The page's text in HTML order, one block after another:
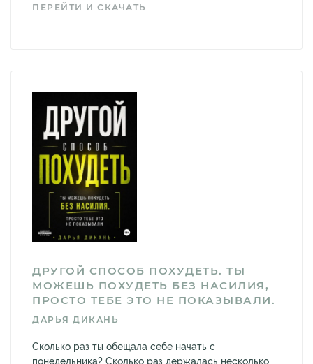
ПЕРЕЙТИ И СКАЧАТЬ
ДРУГОЙ СПОСОБ ПОХУДЕТЬ. ТЫ
МОЖЕШЬ ПОХУДЕТЬ БЕЗ НАСИЛИЯ,
ПРОСТО ТЕБЕ ЭТО НЕ ПОКАЗЫВАЛИ.
ДАРЬЯ ДИКАНЬ
Сколько раз ты обещала себе начать с
понедельника? Сколько раз держалась несколько